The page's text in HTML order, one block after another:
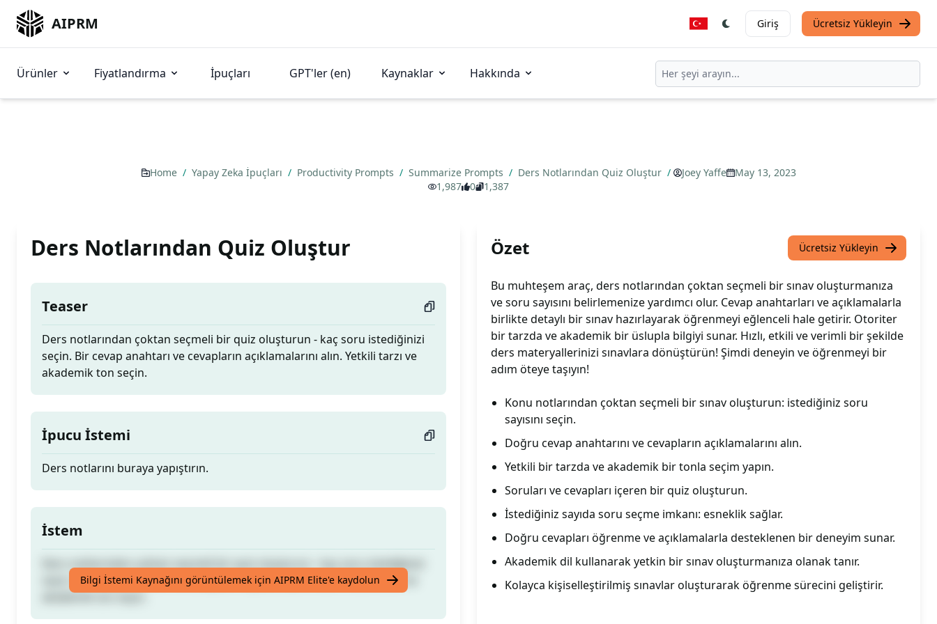
AIPRM Giriş Ücretsiz Yükleyin
Ürünler Fiyatlandırma İpuçları GPT'ler (en) Kaynaklar Hakkında
Home / Yapay Zeka İpuçları / Productivity Prompts / Summarize Prompts / Ders Notlarından Quiz Oluştur / Joey Yaffe
May 13, 2023
1,987
0 1,387
Ders Notlarından Quiz Oluştur
Teaser
Ders notlarından çoktan seçmeli bir quiz oluşturun - kaç soru istediğinizi
seçin. Bir cevap anahtarı ve cevapların açıklamalarını alın. Yetkili tarzı ve
akademik ton seçin.
İpucu İstemi
Ders notlarını buraya yapıştırın.
İstem
seçin. Bir cevap anahtarı ve cevapların açıklamalarını alın. Yetkili tarzı ve
akademik ton seçin.
Bilgi İstemi Kaynağını görüntülemek için AIPRM Elite'e kaydolun
Özet Ücretsiz Yükleyin
Bu muhteşem araç, ders notlarından çoktan seçmeli bir sınav oluşturmanıza
ve soru sayısını belirlemenize yardımcı olur. Cevap anahtarları ve açıklamalarla
birlikte detaylı bir sınav hazırlayarak öğrenmeyi eğlenceli hale getirir. Otoriter
bir tarzda ve akademik bir üslupla bilgiyi sunar. Hızlı, etkili ve verimli bir şekilde
ders materyallerinizi sınavlara dönüştürün! Şimdi deneyin ve öğrenmeyi bir
adım öteye taşıyın!
Konu notlarından çoktan seçmeli bir sınav oluşturun: istediğiniz soru
sayısını seçin.
Doğru cevap anahtarını ve cevapların açıklamalarını alın.
Yetkili bir tarzda ve akademik bir tonla seçim yapın.
Soruları ve cevapları içeren bir quiz oluşturun.
İstediğiniz sayıda soru seçme imkanı: esneklik sağlar.
Doğru cevapları öğrenme ve açıklamalarla desteklenen bir deneyim sunar.
Akademik dil kullanarak yetkin bir sınav oluşturmanıza olanak tanır.
Kolayca kişiselleştirilmiş sınavlar oluşturarak öğrenme sürecini geliştirir.